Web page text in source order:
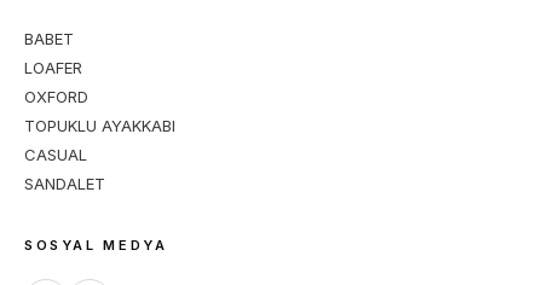
BABET
LOAFER
OXFORD
TOPUKLU AYAKKABI
CASUAL
SANDALET
SOSYAL MEDYA